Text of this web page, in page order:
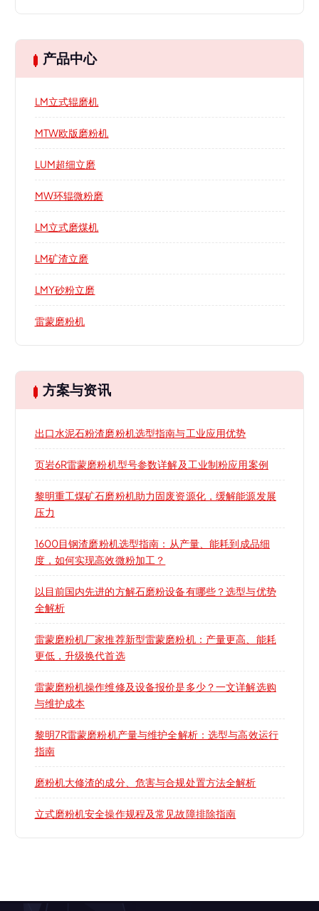
产品中心
LM立式辊磨机
MTW欧版磨粉机
LUM超细立磨
MW环辊微粉磨
LM立式磨煤机
LM矿渣立磨
LMY砂粉立磨
雷蒙磨粉机
方案与资讯
出口水泥石粉渣磨粉机选型指南与工业应用优势
页岩6R雷蒙磨粉机型号参数详解及工业制粉应用案例
黎明重工煤矿石磨粉机助力固废资源化，缓解能源发展
压力
1600目钢渣磨粉机选型指南：从产量、能耗到成品细
度，如何实现高效微粉加工？
以目前国内先进的方解石磨粉设备有哪些？选型与优势
全解析
雷蒙磨粉机厂家推荐新型雷蒙磨粉机：产量更高、能耗
更低，升级换代首选
雷蒙磨粉机操作维修及设备报价是多少？一文详解选购
与维护成本
黎明7R雷蒙磨粉机产量与维护全解析：选型与高效运行
指南
磨粉机大修渣的成分、危害与合规处置方法全解析
立式磨粉机安全操作规程及常见故障排除指南